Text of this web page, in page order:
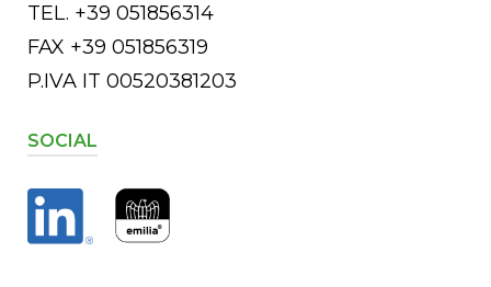
TEL. +39 051856314
FAX +39 051856319
P.IVA IT 00520381203
SOCIAL